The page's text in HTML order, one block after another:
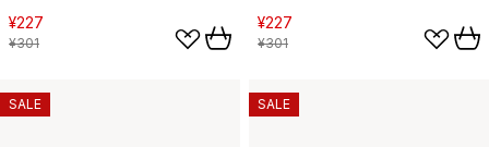
¥227
¥301
¥227
¥301
SALE SALE